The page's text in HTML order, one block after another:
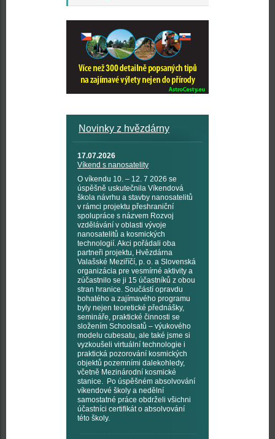
Novinky z hvězdárny
17.07.2026
Víkend s nanosatelity
O víkendu 10. – 12. 7 2026 se
úspěšně uskutečnila Víkendová
škola návrhu a stavby nanosatelitů
v rámci projektu přeshraniční
spolupráce s názvem Rozvoj
vzdělávání v oblasti vývoje
nanosatelitů a kosmických
technologií. Akci pořádali oba
partneři projektu, Hvězdárna
Valašské Meziříčí, p. o. a Slovenská
organizácia pre vesmírné aktivity a
zúčastnilo se ji 15 účastníků z obou
stran hranice. Součástí opravdu
bohatého a zajímavého programu
byly nejen teoretické přednášky,
semináře, praktické činnosti se
složením Schoolsatů – výukového
modelu cubesatu, ale také jsme si
vyzkoušeli virtuální technologie i
praktická pozorování kosmických
objektů pozemními dalekohledy,
včetně Mezinárodní kosmické
stanice. Po úspěšném absolvování
víkendové školy a nedělní
samostatné práce obdrželi všichni
účastníci certifikát o absolvování
této školy.